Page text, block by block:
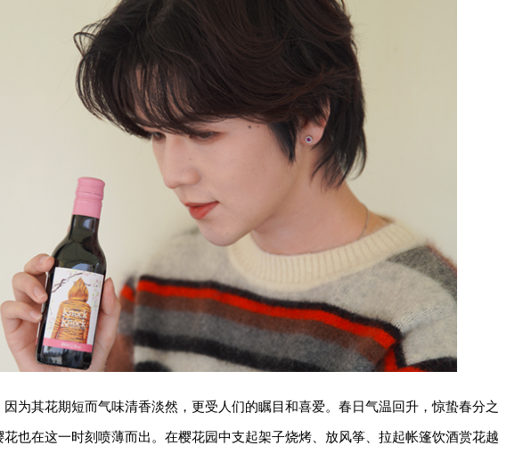
为其花期短而气味清香淡然，更受人们的瞩目和喜爱。春日气温回升，惊蛰春分之
也在这一时刻喷薄而出。在樱花园中支起架子烧烤、放风筝、拉起帐篷饮酒赏花越